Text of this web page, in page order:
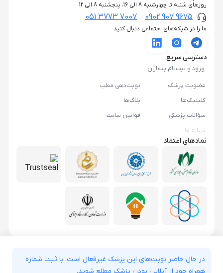
در حال حاضر نوبت‌های این پزشک غیرفعال است. با ثبت شماره
روزهای شنبه تا چهارشنبه 8 الی 16، پنجشنبه 8 الی 12
0902 907 9675
051 3773 7007
ما را در شبکه‌های اجتماعی دنبال کنید
دسترسی سریع
ورود و ثبت‌نام بیماران
عضویت پزشک
نوبت‌دهی مطب
کلینیک‌ها
بلاگ‌ها
سؤالات پزشکی
قوانین سایت
درباره ما
نمادهای اعتماد